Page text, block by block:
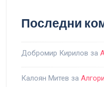
Последни
Добромир Кирилов за
Калоян Митев за